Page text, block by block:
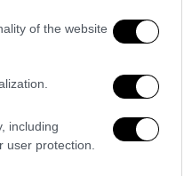
of the website
including
protection.
του
του